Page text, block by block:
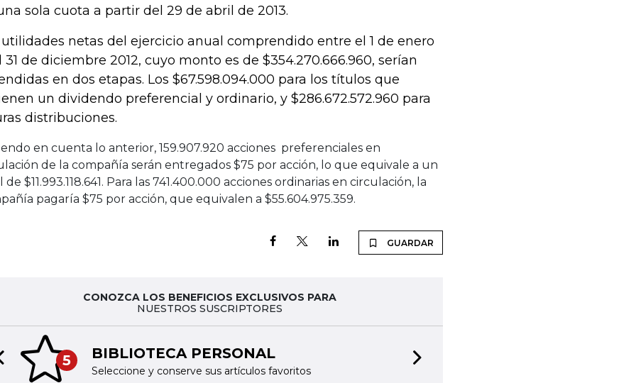
sola cuota a partir del 29 de abril de 2013.
utilidades netas del ejercicio anual comprendido entre el 1 de enero
de diciembre 2012, cuyo monto es de $354.270.666.960, serían
en dos etapas. Los $67.598.094.000 para los títulos que
un dividendo preferencial y ordinario, y $286.672.572.960 para
distribuciones.
en cuenta lo anterior, 159.907.920 acciones preferenciales en
de la compañía serán entregados $75 por acción, lo que equivale a un
$11.993.118.641. Para las 741.400.000 acciones ordinarias en circulación, la
pagaría $75 por acción, que equivalen a $55.604.975.359.
GUARDAR
CONOZCA LOS BENEFICIOS EXCLUSIVOS PARA
NUESTROS SUSCRIPTORES
5 BIBLIOTECA PERSONAL
Seleccione y conserve sus artículos favoritos
slide